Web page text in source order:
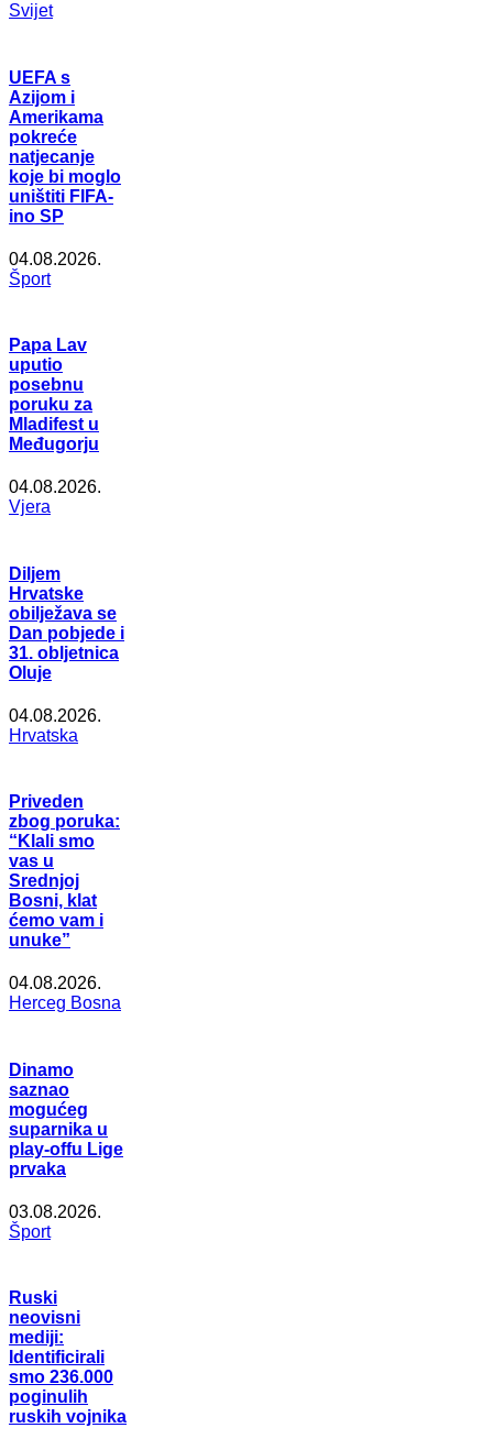
Svijet
UEFA s
Azijom i
Amerikama
pokreće
natjecanje
koje bi moglo
uništiti FIFA-
ino SP
04.08.2026.
Šport
Papa Lav
uputio
posebnu
poruku za
Mladifest u
Međugorju
04.08.2026.
Vjera
Diljem
Hrvatske
obilježava se
Dan pobjede i
31. obljetnica
Oluje
04.08.2026.
Hrvatska
Priveden
zbog poruka:
“Klali smo
vas u
Srednjoj
Bosni, klat
ćemo vam i
unuke”
04.08.2026.
Herceg Bosna
Dinamo
saznao
mogućeg
suparnika u
play-offu Lige
prvaka
03.08.2026.
Šport
Ruski
neovisni
mediji:
Identificirali
smo 236.000
poginulih
ruskih vojnika